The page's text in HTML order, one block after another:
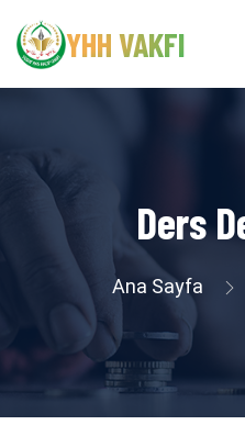
YHH VAKFI
Ders
Ana Sayfa